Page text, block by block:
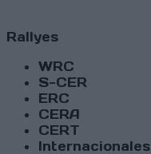
Rallyes
WRC
S-CER
ERC
CERA
CERT
Internacionales